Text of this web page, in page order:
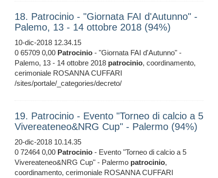
18. Patrocinio - "Giornata FAI d'Autunno" -
Palemo, 13 - 14 ottobre 2018 (94%)
10-dic-2018 12.34.15
0 65709 0,00 Patrocinio - "Giornata FAI d'Autunno" -
Palemo, 13 - 14 ottobre 2018 patrocinio, coordinamento,
cerimoniale ROSANNA CUFFARI
/sites/portale/_categories/decreto/
19. Patrocinio - Evento "Torneo di calcio a 5
Vivereateneo&NRG Cup" - Palermo (94%)
20-dic-2018 10.14.35
0 72464 0,00 Patrocinio - Evento "Torneo di calcio a 5
Vivereateneo&NRG Cup" - Palermo patrocinio,
coordinamento, cerimoniale ROSANNA CUFFARI